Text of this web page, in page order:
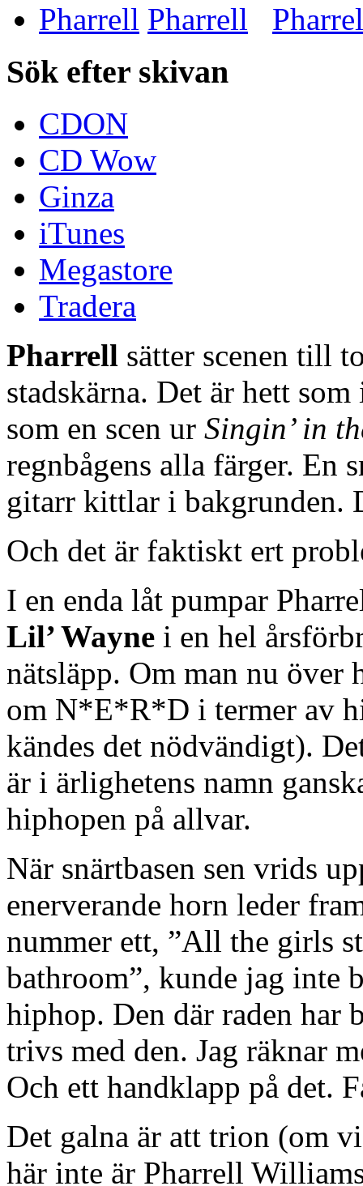
Pharrell
Sök efter skivan
CDON
CD Wow
Ginza
iTunes
Megastore
Tradera
Pharrell sätter scenen till
stadskärna. Det är hett
som en scen ur Singin’ in
regnbågens alla färger. En
gitarr kittlar i bakgrunden.
Och det är faktiskt ert
I en enda låt pumpar
Lil’ Wayne i en hel
nätsläpp. Om man nu över
om N*E*R*D i termer av
kändes det nödvändigt).
är i ärlighetens namn
hiphopen på allvar.
När snärtbasen sen vrids
enerverande horn leder
nummer ett, ”All the girls
bathroom”, kunde jag inte
hiphop. Den där raden har
trivs med den. Jag räknar
Och ett handklapp på det.
Det galna är att trion (om
här inte är Pharrell